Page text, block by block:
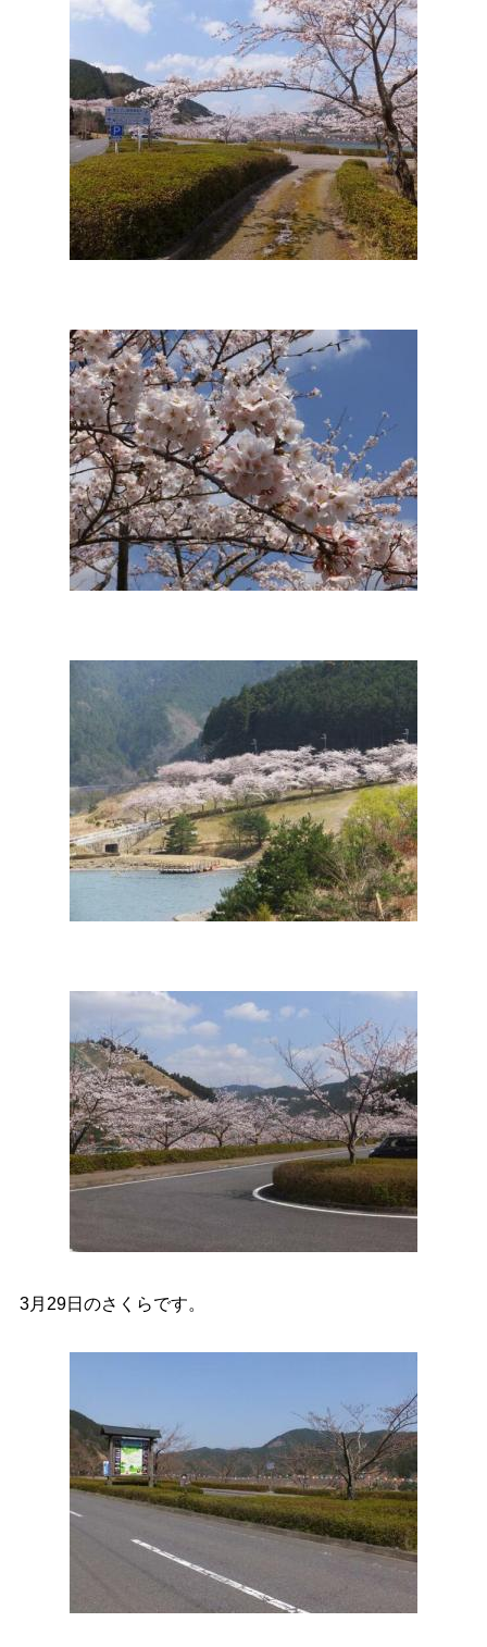
3月29日のさくらです。